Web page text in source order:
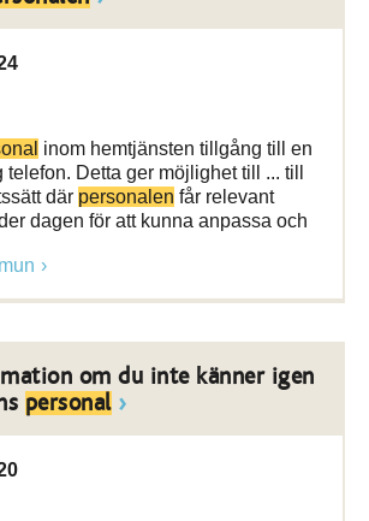
inom hemtjänsten tillgång till en
Detta ger möjlighet till ... till
där personalen får relevant
dagen för att kunna anpassa och
om du inte känner igen
personal